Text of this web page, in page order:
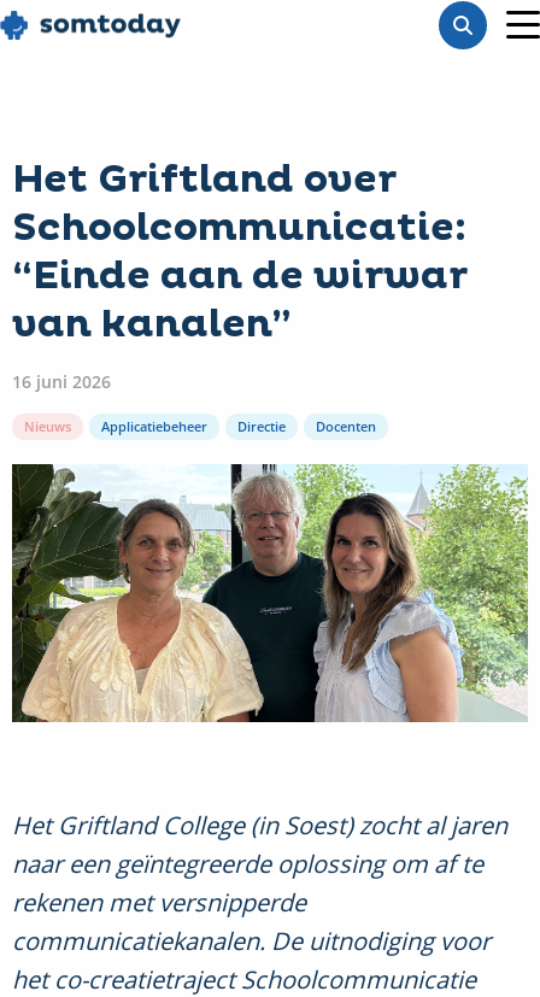
Go
to
Toon
Het Griftland over
Schoolcommunicatie:
“Einde aan de wirwar
van kanalen”
16 juni 2026
Nieuws Applicatiebeheer Directie Docenten
Het Griftland College (in Soest) zocht al jaren
naar een geïntegreerde oplossing om af te
rekenen met versnipperde
communicatiekanalen. De uitnodiging voor
het co-creatietraject Schoolcommunicatie